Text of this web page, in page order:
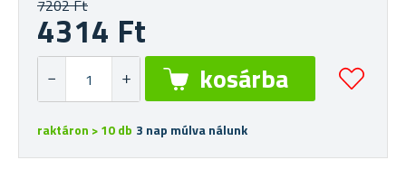
7202 Ft
4314 Ft
raktáron > 10 db 3 nap múlva nálunk